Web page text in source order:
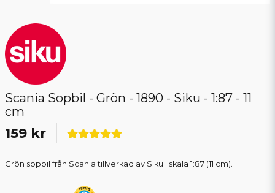
Scania Sopbil - Grön - 1890 - Siku - 1:87 - 11
cm
159 kr
Grön sopbil från Scania tillverkad av Siku i skala 1:87 (11 cm).